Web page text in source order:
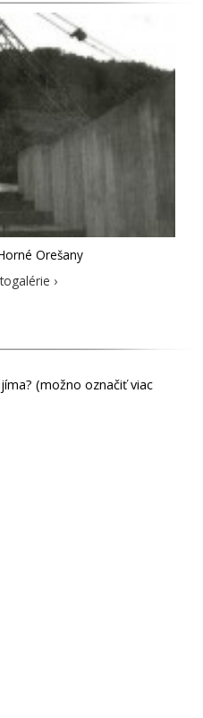
Orešany
›
(možno označiť viac